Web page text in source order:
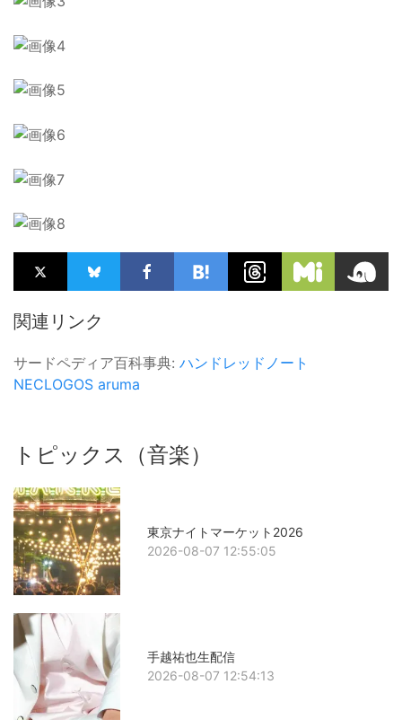
関連リンク
サードペディア百科事典: ハンドレッドノート
NECLOGOS aruma
トピックス（音楽）
東京ナイトマーケット2026
2026-08-07 12:55:05
手越祐也生配信
2026-08-07 12:54:13